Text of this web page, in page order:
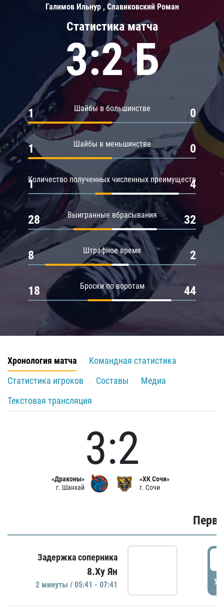
Статистика матча
3:2 Б
Шайбы в большинстве
1 0
Шайбы в меньшинстве
1 0
Количество полученных численных преимуществ
1 4
Выигранные вбрасывания
28 32
Штрафное время
8 2
Броски по воротам
18 44
Галимов Ильнур , Славиковский Роман
Хронология матча
Командная статистика
Статистика игроков
Составы
Медиа
Текстовая трансляция
«Драконы»
г. Шанхай
3:2
«ХК Сочи»
г. Сочи
Задержка соперника
8.Ху Ян
2 минуты / 05:41 - 07:41